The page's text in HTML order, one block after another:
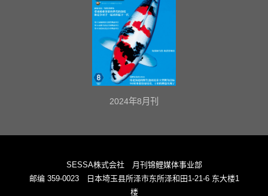
2024年8月刊
SESSA株式会社 月刊锦鲤媒体事业部
邮编 359-0023 日本埼玉县所泽市东所泽和田1-21-6 东大楼1
楼